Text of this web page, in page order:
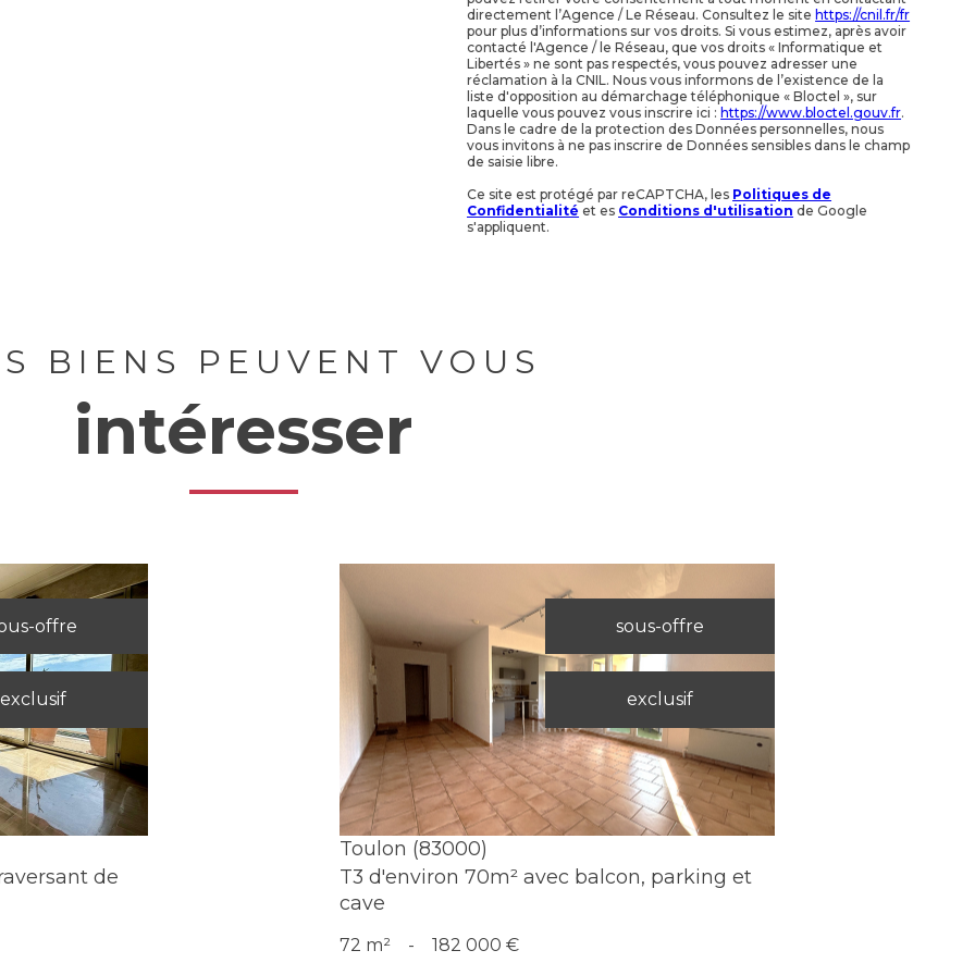
directement l’Agence / Le Réseau. Consultez le site https://cnil.fr/fr
pour plus d’informations sur vos droits. Si vous estimez, après avoir
contacté l'Agence / le Réseau, que vos droits « Informatique et
Libertés » ne sont pas respectés, vous pouvez adresser une
réclamation à la CNIL. Nous vous informons de l’existence de la
liste d'opposition au démarchage téléphonique « Bloctel », sur
laquelle vous pouvez vous inscrire ici : https://www.bloctel.gouv.fr.
Dans le cadre de la protection des Données personnelles, nous
vous invitons à ne pas inscrire de Données sensibles dans le champ
de saisie libre.
Ce site est protégé par reCAPTCHA, les Politiques de
Confidentialité et es Conditions d'utilisation de Google
s'appliquent.
BIENS PEUVENT VOUS
intéresser
offre
exclusif
de
sous-offre
exclusif
Voir le bien
Toulon (83000)
T3 d'environ 70m² avec balcon, parking et
cave
72 m² - 182 000 €